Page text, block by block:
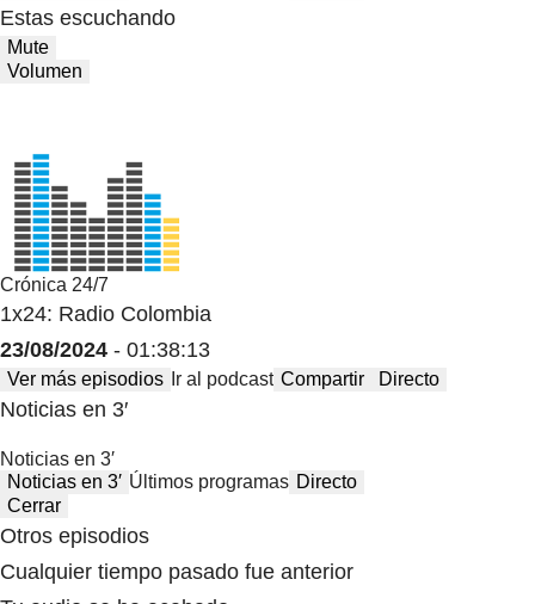
Estas escuchando
Mute
Volumen
Crónica 24/7
1x24: Radio Colombia
23/08/2024 - 01:38:13
Ver más episodios Ir al podcast Compartir Directo
Noticias en 3′
Noticias en 3′
Noticias en 3′ Últimos programas Directo
Cerrar
Otros episodios
Cualquier tiempo pasado fue anterior